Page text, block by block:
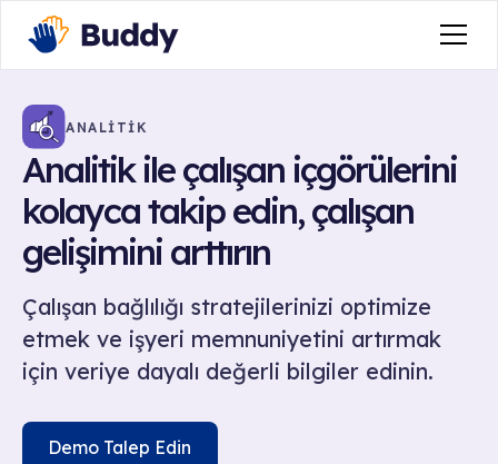
ANALİTİK
Analitik ile çalışan içgörülerini
kolayca takip edin, çalışan
gelişimini arttırın
Çalışan bağlılığı stratejilerinizi optimize
etmek ve işyeri memnuniyetini artırmak
için veriye dayalı değerli bilgiler edinin.
Demo Talep Edin